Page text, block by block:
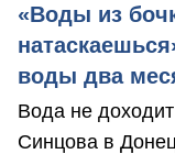
«Воды из
воды два
Вода не
Синцова в